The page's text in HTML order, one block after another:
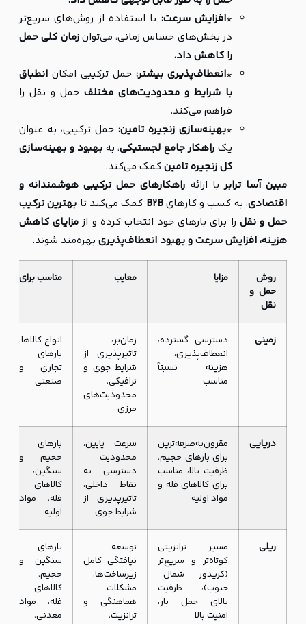
*افزایش سرعت: با استفاده از روش‌های سریع‌تر
در بخش‌های حساس زمانی، می‌توانزمان کلی حمل
را کاهش داد.
*انعطاف‌پذیری بیشتر: حمل ترکیبی امکان انطباق
با شرایط و محدودیت‌های مختلف حمل و نقل را
فراهم می‌کند.
*بهینه‌سازی زنجیره تامین: حمل ترکیبی، به عنوان
یک راهکار جامع لجستیکی، به بهبود و بهینه‌سازی
کل زنجیره تامینکمک می‌کند.
مبین آسا ترابربا ارائه راهکارهای حمل ترکیبی هوشمندانه و
اقتصادی، به کسب و کارهایB2B کمک می‌کند تا بهترین ترکیب
حمل و نقل را برای بارهای خود انتخاب کرده و ازمزایای کاهش
هزینه، افزایش سرعت و بهبود انعطاف‌پذیری بهره‌مند شوند.
روش
حمل و
نقل
مزایا معایب مناسب برای
زمینی
دسترسی گسترده،
انعطاف‌پذیری،
هزینه نسبتاً
مناسب
زمان‌بر،
تاثیرپذیری از
شرایط جوی و
ترافیکی،
محدودیت‌های
مرزی
انواع کالاها،
بارهای
تجاری و
صنعتی
دریایی
مقرون‌به‌صرفه‌ترین
برای بارهای حجیم،
ظرفیت بالا، مناسب
برای کالاهای فله و
مواد اولیه
سرعت پایین،
محدودیت
دسترسی به
نقاط داخلی،
تاثیرپذیری از
شرایط جوی
بارهای
حجیم و
سنگین،
کالاهای
فله، مواد
اولیه
ریلی
مسیر ترانزیتی
کوتاه‌تر و سریع‌تر
(کریدور شمال-
جنوب)، ظرفیت
بالای حمل بار،
امنیت بالا
توسعه
نیافتگی کامل
زیرساخت‌ها،
مشکلات
هماهنگی و
ترانزیت،
بارهای
سنگین و
حجیم،
کالاهای
فله، مواد
معدنی،